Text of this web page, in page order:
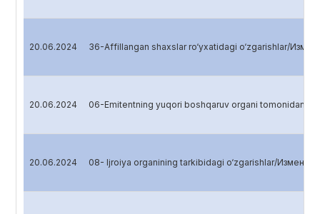
20.06.2024 36-Affillangan shaxslar ro‘yxatidagi o‘zgarishlar/
20.06.2024 06-Emitentning yuqori boshqaruv organi tomonidan
20.06.2024 08- Ijroiya organining tarkibidagi o‘zgarishlar/